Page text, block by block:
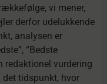
vi mener,
derfor udelukkende
analysen er
“Bedste
redaktionel vurdering
det tidspunkt, hvor